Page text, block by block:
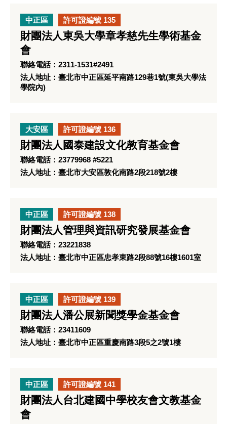
中正區 許可證編號 135
財團法人東吳大學章孝慈先生學術基金
會
聯絡電話：2311-1531#2491
法人地址：臺北市中正區延平南路129巷1號(東吳大學法
學院內)
大安區 許可證編號 136
財團法人國泰建設文化教育基金會
聯絡電話：23779968 #5221
法人地址：臺北市大安區敦化南路2段218號2樓
中正區 許可證編號 138
財團法人管理與資訊研究發展基金會
聯絡電話：23221838
法人地址：臺北市中正區忠孝東路2段88號16樓1601室
中正區 許可證編號 139
財團法人潘公展新聞獎學金基金會
聯絡電話：23411609
法人地址：臺北市中正區重慶南路3段5之2號1樓
中正區 許可證編號 141
財團法人台北建國中學校友會文教基金
會